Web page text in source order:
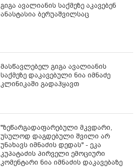
გიგა ავალიანის საქმეზე აკავებენ
ანასტასია ბერუაშვილსაც
მასწავლებელ გიგა ავალიანის
საქმეზე დაკავებული ნია იმნაძე
კლინიკაში გადაჰყავთ
"ზეწარგადაფარებული მკვდარი,
უსულოდ დაგდებული შვილი არ
უნახავს იმნაძის დედას" - ეკა
კუპატაძის პირველი ემოციური
კომენტარი ნია იმნაძის დაკავებაზე